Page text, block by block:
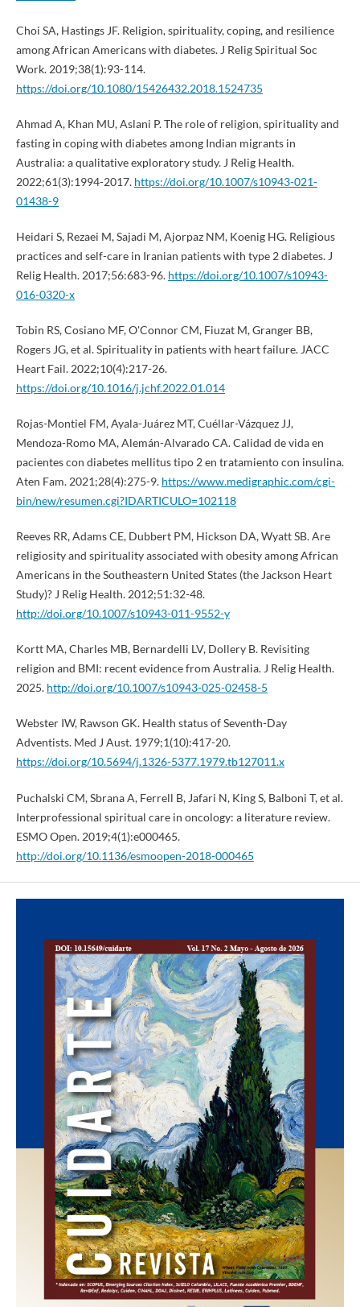
Choi SA, Hastings JF. Religion, spirituality, coping, and resilience
among African Americans with diabetes. J Relig Spiritual Soc
Work. 2019;38(1):93-114.
https://doi.org/10.1080/15426432.2018.1524735
Ahmad A, Khan MU, Aslani P. The role of religion, spirituality and
fasting in coping with diabetes among Indian migrants in
Australia: a qualitative exploratory study. J Relig Health.
2022;61(3):1994-2017. https://doi.org/10.1007/s10943-021-
01438-9
Heidari S, Rezaei M, Sajadi M, Ajorpaz NM, Koenig HG. Religious
practices and self-care in Iranian patients with type 2 diabetes. J
Relig Health. 2017;56:683-96. https://doi.org/10.1007/s10943-
016-0320-x
Tobin RS, Cosiano MF, O'Connor CM, Fiuzat M, Granger BB,
Rogers JG, et al. Spirituality in patients with heart failure. JACC
Heart Fail. 2022;10(4):217-26.
https://doi.org/10.1016/j.jchf.2022.01.014
Rojas-Montiel FM, Ayala-Juárez MT, Cuéllar-Vázquez JJ,
Mendoza-Romo MA, Alemán-Alvarado CA. Calidad de vida en
pacientes con diabetes mellitus tipo 2 en tratamiento con insulina.
Aten Fam. 2021;28(4):275-9. https://www.medigraphic.com/cgi-
bin/new/resumen.cgi?IDARTICULO=102118
Reeves RR, Adams CE, Dubbert PM, Hickson DA, Wyatt SB. Are
religiosity and spirituality associated with obesity among African
Americans in the Southeastern United States (the Jackson Heart
Study)? J Relig Health. 2012;51:32-48.
http://doi.org/10.1007/s10943-011-9552-y
Kortt MA, Charles MB, Bernardelli LV, Dollery B. Revisiting
religion and BMI: recent evidence from Australia. J Relig Health.
2025. http://doi.org/10.1007/s10943-025-02458-5
Webster IW, Rawson GK. Health status of Seventh-Day
Adventists. Med J Aust. 1979;1(10):417-20.
https://doi.org/10.5694/j.1326-5377.1979.tb127011.x
Puchalski CM, Sbrana A, Ferrell B, Jafari N, King S, Balboni T, et al.
Interprofessional spiritual care in oncology: a literature review.
ESMO Open. 2019;4(1):e000465.
http://doi.org/10.1136/esmoopen-2018-000465